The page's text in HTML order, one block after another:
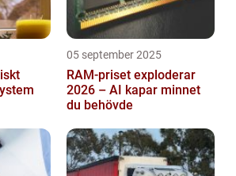
05 september 2025
RAM-priset exploderar
2026 – AI kapar minnet
du behövde